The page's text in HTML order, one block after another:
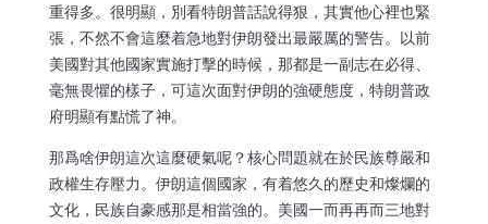
重得多。很明顯，別看特朗普話說得狠，其實他心裡也緊
張，不然不會這麼着急地對伊朗發出最嚴厲的警告。以前
美國對其他國家實施打擊的時候，那都是一副志在必得、
毫無畏懼的樣子，可這次面對伊朗的強硬態度，特朗普政
府明顯有點慌了神。
那爲啥伊朗這次這麼硬氣呢？核心問題就在於民族尊嚴和
政權生存壓力。伊朗這個國家，有着悠久的歷史和燦爛的
文化，民族自豪感那是相當強的。美國一而再再而三地對